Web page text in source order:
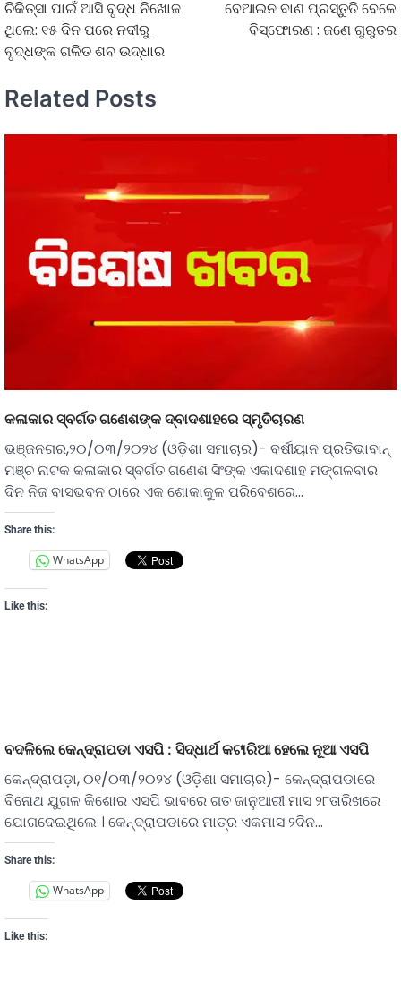
ଚିକିତ୍ସା ପାଇଁ ଆସି ବୃଦ୍ଧ ନିଖୋଜ
ଥିଲେ: ୧୫ ଦିନ ପରେ ନଦୀରୁ
ବୃଦ୍ଧଙ୍କ ଗଳିତ ଶବ ଉଦ୍ଧାର
ବେଆଇନ ବାଣ ପ୍ରସ୍ତୁତି ବେଳେ
ବିସ୍ଫୋରଣ : ଜଣେ ଗୁରୁତର
Related Posts
କଳାକାର ସ୍ବର୍ଗତ ଗଣେଶଙ୍କ ଦ୍ବାଦଶାହରେ ସ୍ମୃତିଚାରଣ
ଭଞ୍ଜନଗର,୨୦/୦୩/୨୦୨୪ (ଓଡ଼ିଶା ସମାଚାର)- ବର୍ଷୀୟାନ ପ୍ରତିଭାବାନ୍
ମଞ୍ଚ ନାଟକ କଳାକାର ସ୍ବର୍ଗତ ଗଣେଶ ସିଂଙ୍କ ଏକାଦଶାହ ମଙ୍ଗଳବାର
ଦିନ ନିଜ ବାସଭବନ ଠାରେ ଏକ ଶୋକାକୁଳ ପରିବେଶରେ…
Share this:
WhatsApp
Like this:
ବଦଳିଲେ କେନ୍ଦ୍ରାପଡା ଏସପି : ସିଦ୍ଧାର୍ଥ କଟାରିଆ ହେଲେ ନୂଆ ଏସପି
କେନ୍ଦ୍ରାପଡ଼ା, ୦୧/୦୩/୨୦୨୪ (ଓଡ଼ିଶା ସମାଚାର)- କେନ୍ଦ୍ରାପଡାରେ
ବିନୋଥ ଯୁଗଳ କିଶୋର ଏସପି ଭାବରେ ଗତ ଜାନୁଆରୀ ମାସ ୨୮ତାରିଖରେ
ଯୋଗଦେଇଥିଲେ । କେନ୍ଦ୍ରାପଡାରେ ମାତ୍ର ଏକମାସ ୨ଦିନ…
Share this:
WhatsApp
Like this: